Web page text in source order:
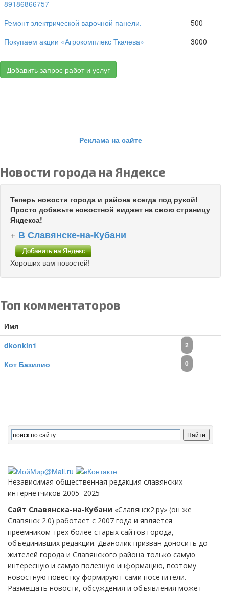
89186866757
Ремонт электрической варочной панели.
500
Покупаем акции «Агрокомплекс Ткачева»
3000
Добавить запрос работ и услуг
Реклама на сайте
Новости города на Яндексе
Теперь новости города и района всегда под рукой!
Просто добавьте новостной виджет на свою страницу
Яндекса!
+ В Славянске-на-Кубани
Хороших вам новостей!
Топ комментаторов
Имя
dkonkin1
2
Кот Базилио 0
Независимая общественная редакция славянских
интернетчиков 2005–2025
Сайт Славянска-на-Кубани «Славянск2.ру» (он же
Славянск 2.0) работает с 2007 года и является
преемником трёх более старых сайтов города,
объединивших редакции. Дванолик призван доносить до
жителей города и Славянского района только самую
интересную и самую полезную информацию, поэтому
новостную повестку формируют сами посетители.
Размещать новости, обсуждения и объявления может